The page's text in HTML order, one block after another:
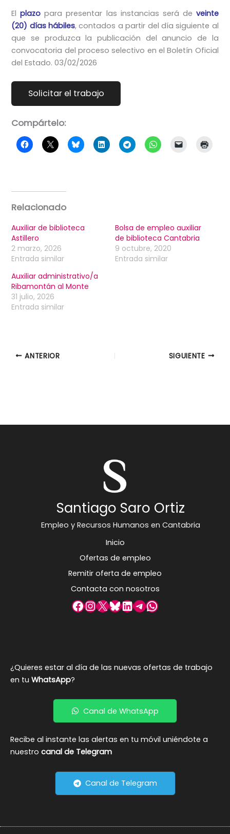
Elplazo para presentar las instancias será de veinte
(20) días hábiles, contados a partir del día siguiente al
que se produzca la publicación del anuncio de la
convocatoria del proceso selectivo en el Boletín Oficial
del Estado. 03/02/2026
Compártelo:
Relacionado
Auxiliar de biblioteca
Astillero
2 marzo, 2026
Entrada similar
Bolsa de empleo auxiliar
de biblioteca Cantabria
9 octubre, 2020
Entrada similar
Auxiliar administrativo/a
Ribamontán al Monte
31 julio, 2026
Entrada similar
ANTERIOR SIGUIENTE
Santiago Saro Ortiz
Empleo y Recursos Humanos en Cantabria
Inicio
Ofertas de empleo
Remitir oferta de empleo
Contacta con nosotros
Facebook
Instagram
X Bluesky
LinkedIn
Telegram
WhatsApp
¿Quieres estar al día de las nuevas ofertas de trabajo
en tu WhatsApp?
Canal de WhatsApp
Recibe al instante las alertas en tu móvil uniéndote a
nuestro canal de Telegram
Canal de Telegram